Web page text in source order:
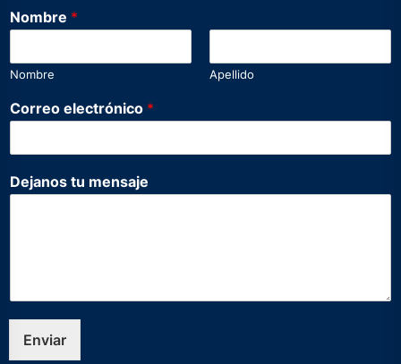
Nombre *
Nombre Apellido
Correo electrónico *
e
l
n
i
Dejanos tu mensaje
Enviar